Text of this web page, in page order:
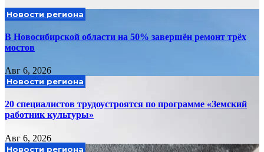
Новости региона
В Новосибирской области на 50% завершён ремонт трёх
мостов
Авг 6, 2026
Новости региона
20 специалистов трудоустроятся по программе «Земский
работник культуры»
Авг 6, 2026
Новости региона